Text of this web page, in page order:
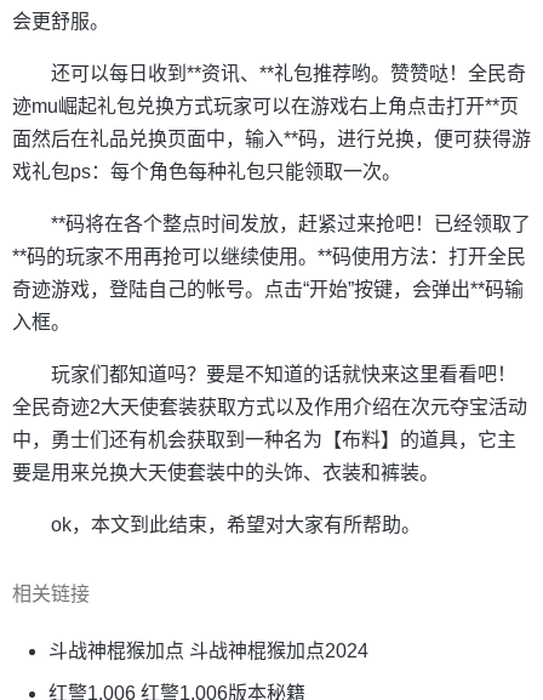
会更舒服。
还可以每日收到**资讯、**礼包推荐哟。赞赞哒！全民奇
迹mu崛起礼包兑换方式玩家可以在游戏右上角点击打开**页
面然后在礼品兑换页面中，输入**码，进行兑换，便可获得游
戏礼包ps：每个角色每种礼包只能领取一次。
**码将在各个整点时间发放，赶紧过来抢吧！已经领取了
**码的玩家不用再抢可以继续使用。**码使用方法：打开全民
奇迹游戏，登陆自己的帐号。点击“开始”按键，会弹出**码输
入框。
玩家们都知道吗？要是不知道的话就快来这里看看吧！
全民奇迹2大天使套装获取方式以及作用介绍在次元夺宝活动
中，勇士们还有机会获取到一种名为【布料】的道具，它主
要是用来兑换大天使套装中的头饰、衣装和裤装。
ok，本文到此结束，希望对大家有所帮助。
相关链接
斗战神棍猴加点 斗战神棍猴加点2024
红警1.006 红警1.006版本秘籍